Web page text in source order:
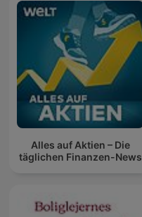
Alles auf Aktien – Die
täglichen Finanzen-News